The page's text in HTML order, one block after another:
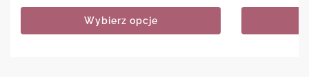
Wybierz opcje